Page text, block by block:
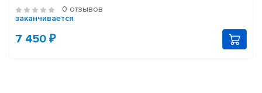
0 отзывов
заканчивается
7 450 ₽